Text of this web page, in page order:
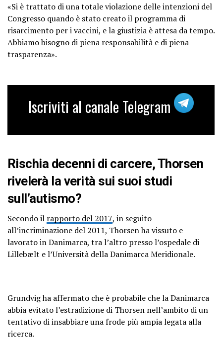
«Si è trattato di una totale violazione delle intenzioni del
Congresso quando è stato creato il programma di
risarcimento per i vaccini, e la giustizia è attesa da tempo.
Abbiamo bisogno di piena responsabilità e di piena
trasparenza».
Iscriviti al canale Telegram
Rischia decenni di carcere, Thorsen
rivelerà la verità sui suoi studi
sull’autismo?
Secondo il rapporto del 2017, in seguito
all’incriminazione del 2011, Thorsen ha vissuto e
lavorato in Danimarca, tra l’altro presso l’ospedale di
Lillebælt e l’Università della Danimarca Meridionale.
Grundvig ha affermato che è probabile che la Danimarca
abbia evitato l’estradizione di Thorsen nell’ambito di un
tentativo di insabbiare una frode più ampia legata alla
ricerca.